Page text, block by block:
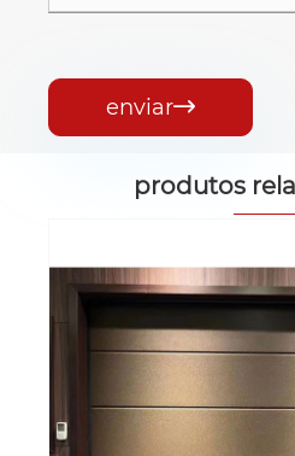
enviar
produtos
Porta automática da
Veja mais >>